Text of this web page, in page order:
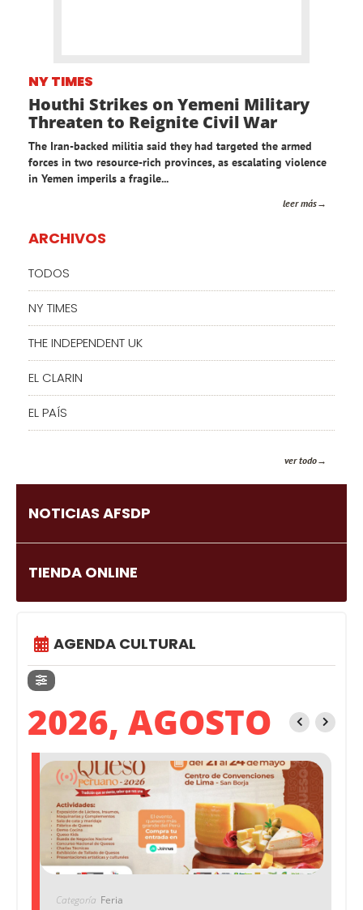
NY TIMES
Houthi Strikes on Yemeni Military
Threaten to Reignite Civil War
The Iran-backed militia said they had targeted the armed
forces in two resource-rich provinces, as escalating violence
in Yemen imperils a fragile...
leer más
ARCHIVOS
TODOS
NY TIMES
THE INDEPENDENT UK
EL CLARIN
EL PAÍS
ver todo
NOTICIAS AFSDP
TIENDA ONLINE
AGENDA CULTURAL
2026, AGOSTO
Categoría Feria